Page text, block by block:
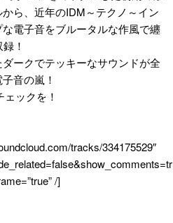
ら、近年のIDM～テクノ～イン
電子音をブルータルな作風で纏
！
ークでテッキーなサウンドが全
音の嵐！
ックを！
tracks/334175529″
/]